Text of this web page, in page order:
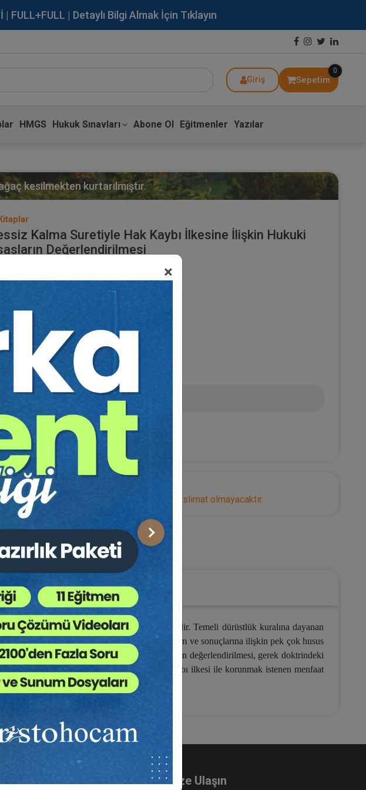
FULL+FULL | Detaylı Bilgi Almak İçin Tıklayın
Giriş Sepetim
0
HMGS Hukuk Sınavları Abone Ol Eğitmenler Yazılar
×
Sonraki
kesilmekten kurtarılmıştır.
Kalma Suretiyle Hak Kaybı İlkesine İlişkin Hukuki
Değerlendirilmesi
Dr. Öğr. Üyesi Tamer PEKDİNÇER
Tarihi:
E-kitap
Olsaydı Fiyatı: 100,00
60,00 TL
Sepete Ekle
okuyabilirsiniz. Adresinize herhangi bir teslimat olmayacaktır.
/ Sempozyumlar ,Ticaret Hukuku
rekabet davalarında gündeme gelmektedir. Temeli dürüstlük kuralına dayanan
Ancak ilkenin şartları ile hüküm ve sonuçlarına ilişkin pek çok husus
hak kaybı ilkesine ilişkin hukuki esasların değerlendirilmesi, gerek doktrindeki
öncelikle sessiz kalma suretiyle hak kaybı ilkesi ile korunmak istenen menfaat
Menü Bize Ulaşın